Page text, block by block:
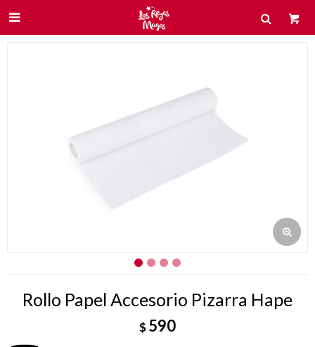

Rollo Papel Accesorio Pizarra Hape
$590